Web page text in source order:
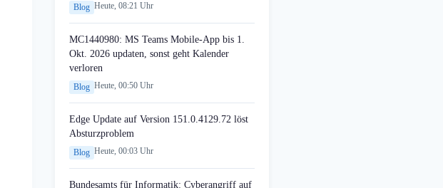
Blog Heute, 08:21 Uhr
MC1440980: MS Teams Mobile-App bis 1.
Okt. 2026 updaten, sonst geht Kalender
verloren
Blog Heute, 00:50 Uhr
Edge Update auf Version 151.0.4129.72 löst
Absturzproblem
Blog Heute, 00:03 Uhr
Bundesamts für Informatik: Cyberangriff auf